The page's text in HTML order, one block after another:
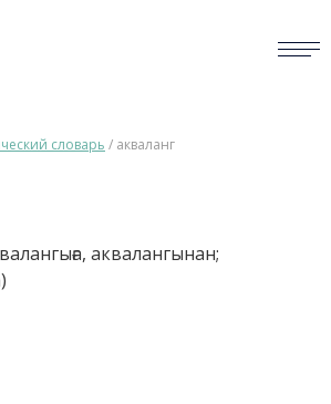
ОПРОС
СПРАВКА
словарь / акваланг
аквалангынан;